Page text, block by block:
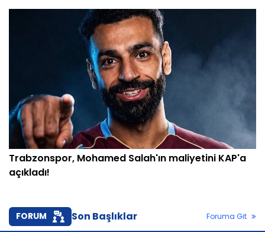
Trabzonspor, Mohamed Salah'ın maliyetini KAP'a
açıkladı!
FORUM Son Başlıklar Foruma Git